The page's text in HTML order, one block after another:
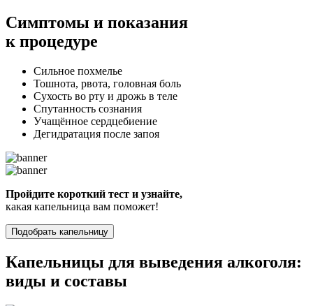
Симптомы и показания
к процедуре
Сильное похмелье
Тошнота, рвота, головная боль
Сухость во рту и дрожь в теле
Спутанность сознания
Учащённое сердцебиение
Дегидратация после запоя
Пройдите короткий тест и узнайте,
какая капельница вам поможет!
Подобрать капельницу
Капельницы для выведения алкоголя:
виды и составы